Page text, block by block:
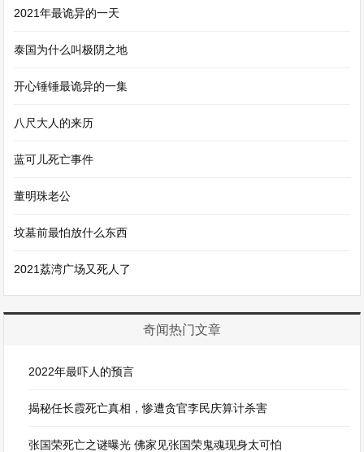
2021年最诡异的一天
泰国为什么叫极阴之地
开心锤锤最诡异的一集
八尺大人的来历
蓝可儿死亡事件
董明珠老公
坟墓前最怕放什么东西
2021荔湾广场又死人了
奇闻热门文章
2022年最吓人的预言
揭秘任长霞死亡真相，惨遭贪官李民庆算计杀害
张国荣死亡之谜曝光 佛家见张国荣鬼魂现身太可怕